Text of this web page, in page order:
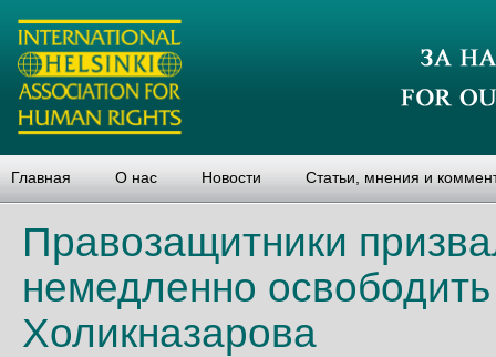
Главная О нас Новости Статьи, мнения и
Правозащитники
немедленно
Холикназарова